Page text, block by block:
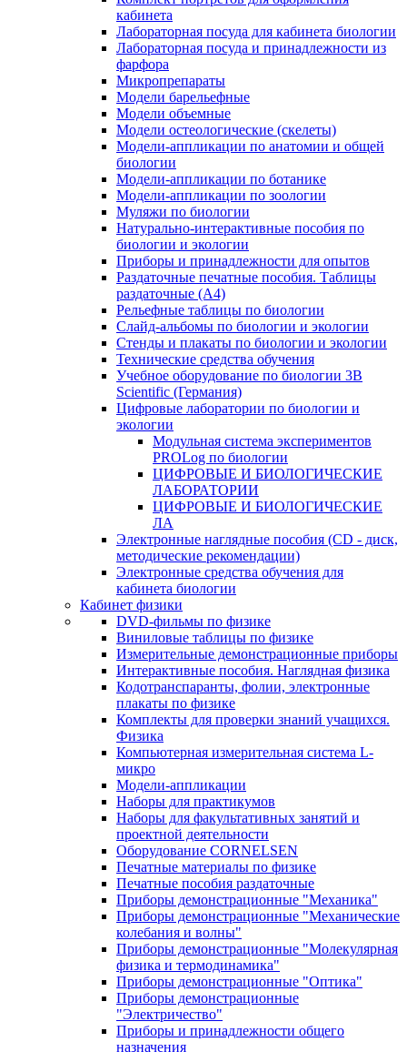
кабинета
Лабораторная посуда для кабинета биологии
Лабораторная посуда и принадлежности из
фарфора
Микропрепараты
Модели барельефные
Модели объемные
Модели остеологические (скелеты)
Модели-аппликации по анатомии и общей
биологии
Модели-аппликации по ботанике
Модели-аппликации по зоологии
Муляжи по биологии
Натурально-интерактивные пособия по
биологии и экологии
Приборы и принадлежности для опытов
Раздаточные печатные пособия. Таблицы
раздаточные (А4)
Рельефные таблицы по биологии
Слайд-альбомы по биологии и экологии
Стенды и плакаты по биологии и экологии
Технические средства обучения
Учебное оборудование по биологии 3B
Scientific (Германия)
Цифровые лаборатории по биологии и
экологии
Модульная система экспериментов
PROLog по биологии
ЦИФРОВЫЕ И БИОЛОГИЧЕСКИЕ
ЛАБОРАТОРИИ
ЦИФРОВЫЕ И БИОЛОГИЧЕСКИЕ
ЛА
Электронные наглядные пособия (CD - диск,
методические рекомендации)
Электронные средства обучения для
кабинета биологии
Кабинет физики
DVD-фильмы по физике
Виниловые таблицы по физике
Измерительные демонстрационные приборы
Интерактивные пособия. Наглядная физика
Кодотранспаранты, фолии, электронные
плакаты по физике
Комплекты для проверки знаний учащихся.
Физика
Компьютерная измерительная система L-
микро
Модели-аппликации
Наборы для практикумов
Наборы для факультативных занятий и
проектной деятельности
Оборудование CORNELSEN
Печатные материалы по физике
Печатные пособия раздаточные
Приборы демонстрационные "Механика"
Приборы демонстрационные "Механические
колебания и волны"
Приборы демонстрационные "Молекулярная
физика и термодинамика"
Приборы демонстрационные "Оптика"
Приборы демонстрационные
"Электричество"
Приборы и принадлежности общего
назначения